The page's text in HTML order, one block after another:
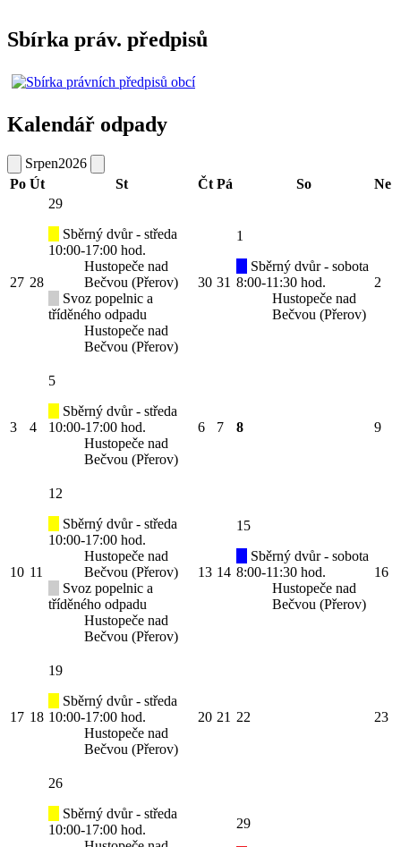
Sbírka práv. předpisů
Kalendář odpady
Srpen2026
Po Út St Čt Pá So Ne
27 28
29
Sběrný dvůr - středa
10:00-17:00 hod.
Hustopeče nad
Bečvou (Přerov)
Svoz popelnic a
tříděného odpadu
Hustopeče nad
Bečvou (Přerov)
30 31
1
Sběrný dvůr - sobota
8:00-11:30 hod.
Hustopeče nad
Bečvou (Přerov)
2
3 4
5
Sběrný dvůr - středa
10:00-17:00 hod.
Hustopeče nad
Bečvou (Přerov)
6 7 8 9
10 11
12
Sběrný dvůr - středa
10:00-17:00 hod.
Hustopeče nad
Bečvou (Přerov)
Svoz popelnic a
tříděného odpadu
Hustopeče nad
Bečvou (Přerov)
13 14
15
Sběrný dvůr - sobota
8:00-11:30 hod.
Hustopeče nad
Bečvou (Přerov)
16
17 18
19
Sběrný dvůr - středa
10:00-17:00 hod.
Hustopeče nad
Bečvou (Přerov)
20 21 22 23
26
Sběrný dvůr - středa
10:00-17:00 hod.
29